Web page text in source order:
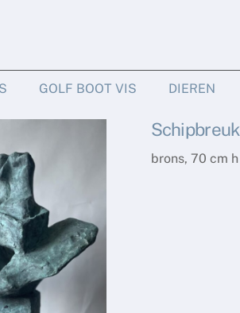
GOLF BOOT VIS DIEREN
Schipbreuk
brons, 70 cm h